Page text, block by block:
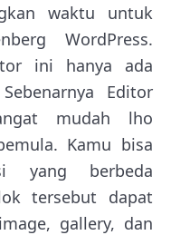
waktu untuk
WordPress.
ini hanya ada
Editor
mudah lho
Kamu bisa
yang berbeda
tersebut dapat
gallery, dan